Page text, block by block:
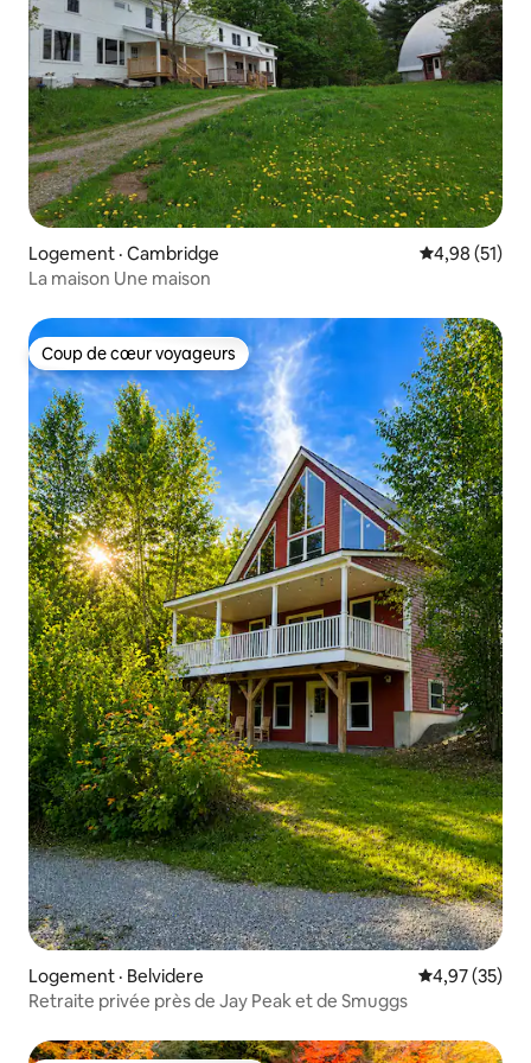
Logement · Cambridge Note
4,98 (51)
La maison Une maison
Coup de cœur voyageurs
Coup de cœur voyageurs
Logement · Belvidere Note
4,97 (35)
Retraite privée près de Jay Peak et de Smuggs